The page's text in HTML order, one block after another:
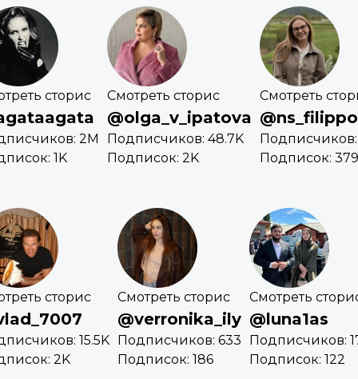
сторис
2M
1K
Смотреть сторис
@olga_v_ipatova
Подписчиков: 48.7K
Подписок: 2K
Смотреть
Подписчиков:
Подписок: 379
сторис
15.5K
2K
Смотреть сторис
@verronika_ily
Подписчиков: 633
Подписок: 186
Смотреть
@luna1as
Подписчиков:
Подписок: 122